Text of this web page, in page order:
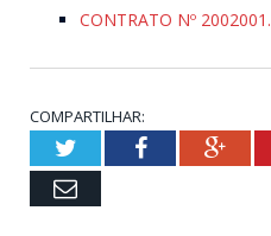
CONTRATO Nº
COMPARTILHAR:
TwitterFacebook
Email